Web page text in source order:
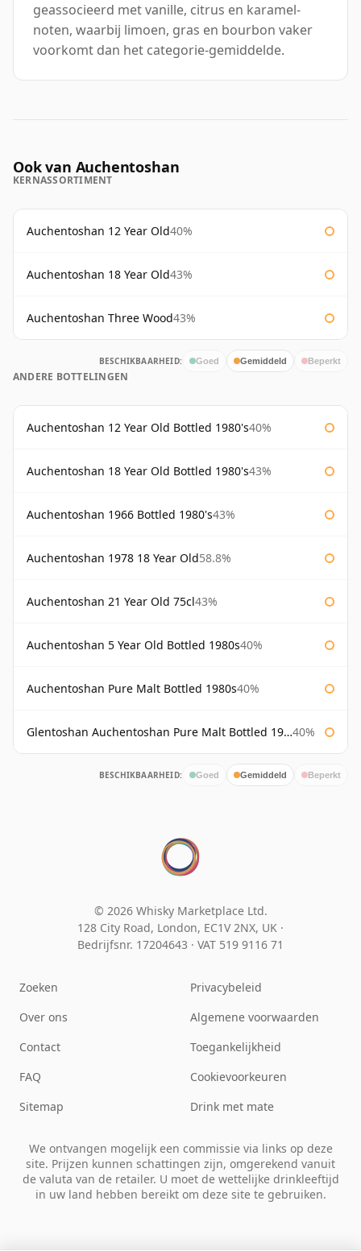
geassocieerd met vanille, citrus en karamel-
noten, waarbij limoen, gras en bourbon vaker
voorkomt dan het categorie-gemiddelde.
Ook van Auchentoshan
KERNASSORTIMENT
Auchentoshan 12 Year Old40%
Auchentoshan 18 Year Old43%
Auchentoshan Three Wood43%
BESCHIKBAARHEID: Goed Gemiddeld Beperkt
ANDERE BOTTELINGEN
Auchentoshan 12 Year Old Bottled 1980's40%
Auchentoshan 18 Year Old Bottled 1980's43%
Auchentoshan 1966 Bottled 1980's43%
Auchentoshan 1978 18 Year Old58.8%
Auchentoshan 21 Year Old 75cl43%
Auchentoshan 5 Year Old Bottled 1980s40%
Auchentoshan Pure Malt Bottled 1980s40%
Glentoshan Auchentoshan Pure Malt Bottled 1970s 40%
BESCHIKBAARHEID: Goed Gemiddeld Beperkt
© 2026 Whisky Marketplace Ltd.
128 City Road, London, EC1V 2NX, UK ·
Bedrijfsnr. 17204643 · VAT 519 9116 71
Zoeken
Over ons
Contact
FAQ
Sitemap
Privacybeleid
Algemene voorwaarden
Toegankelijkheid
Cookievoorkeuren
Drink met mate
We ontvangen mogelijk een commissie via links op deze
site. Prijzen kunnen schattingen zijn, omgerekend vanuit
de valuta van de retailer. U moet de wettelijke drinkleeftijd
in uw land hebben bereikt om deze site te gebruiken.